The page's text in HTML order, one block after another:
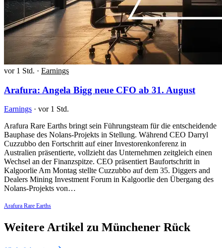
vor 1 Std. · Earnings
Arafura: Angela Bigg neue CFO ab 31. August
Earnings · vor 1 Std.
Arafura Rare Earths bringt sein Führungsteam für die entscheidende
Bauphase des Nolans-Projekts in Stellung. Während CEO Darryl
Cuzzubbo den Fortschritt auf einer Investorenkonferenz in
Australien präsentierte, vollzieht das Unternehmen zeitgleich einen
Wechsel an der Finanzspitze. CEO präsentiert Baufortschritt in
Kalgoorlie Am Montag stellte Cuzzubbo auf dem 35. Diggers and
Dealers Mining Investment Forum in Kalgoorlie den Übergang des
Nolans-Projekts von…
Arafura Rare Earths
Weitere Artikel zu Münchener Rück